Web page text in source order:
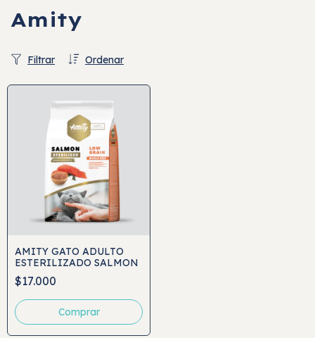
Amity
Ordenar
Filtrar
AMITY GATO ADULTO
ESTERILIZADO SALMON
$17.000
Comprar